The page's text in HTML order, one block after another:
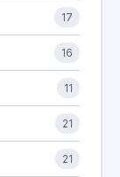
17
16
11
21
21